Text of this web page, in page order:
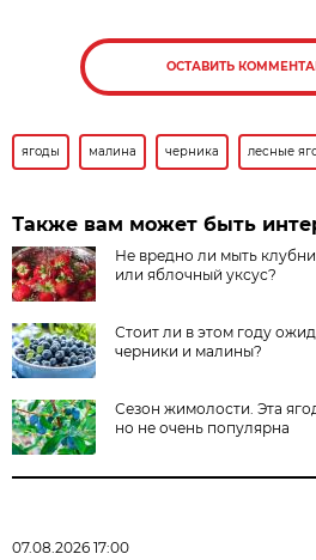
ОСТАВИТЬ
ягоды малина черника лесные
Также вам может быть
Не вредно ли мыть
или яблочный уксус?
Стоит ли в этом году
черники и малины?
Сезон жимолости. Эта
но не очень популярна
07.08.2026 17:00